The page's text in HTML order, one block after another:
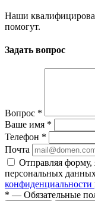
Наши
помогут.
Задать вопрос
Вопрос *
Ваше имя *
Телефон *
Почта
Отправляя форму,
персональных
конфиденциальности
* — Обязательные